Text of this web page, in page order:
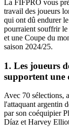
La FIFPRO vous
travail des joueurs
qui ont dû endurer
pourraient souffrir
et une Coupe du
saison 2024/25.
1. Les joueurs
supportent une
Avec 70 sélections,
l'attaquant argentin
par son coéquipier
Díaz et Harvey